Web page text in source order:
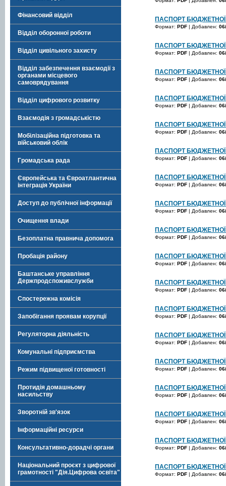
Фінансовий відділ
Відділ оборонної роботи
Відділ цивільного захисту
Відділ забезпечення взаємодії з
органами місцевого
самоврядування
Відділ цифрового розвитку
Взаємодія з громадськістю
Мобілізаційна підготовка та
військовий облік
Громадська рада
Європейська та Євроатлантична
інтеграція України
Доступ до публічної інформації
Очищення влади
Безоплатна правнича допомога
Пробація району
Баштанське управління
Держпродспоживслужби
Спостережна комісія
Запобігання проявам корупції
Регуляторна діяльність
Комунальні підприємства
Режим підвищеної готовності
Протидія домашньому
насильству
Зворотній зв'язок
Інформаційні ресурси
Консультативно-дорадчі органи
Національний проєкт з цифрової
грамотності "Дія.Цифрова освіта"
ПАСПОРТ БЮДЖЕТНОЇ
Формат: PDF | Добавлен:
ПАСПОРТ БЮДЖЕТНОЇ
Формат: PDF | Добавлен:
ПАСПОРТ БЮДЖЕТНОЇ
Формат: PDF | Добавлен:
ПАСПОРТ БЮДЖЕТНОЇ
Формат: PDF | Добавлен:
ПАСПОРТ БЮДЖЕТНОЇ
Формат: PDF | Добавлен:
ПАСПОРТ БЮДЖЕТНОЇ
Формат: PDF | Добавлен:
ПАСПОРТ БЮДЖЕТНОЇ
Формат: PDF | Добавлен:
ПАСПОРТ БЮДЖЕТНОЇ
Формат: PDF | Добавлен:
ПАСПОРТ БЮДЖЕТНОЇ
Формат: PDF | Добавлен:
ПАСПОРТ БЮДЖЕТНОЇ
Формат: PDF | Добавлен:
ПАСПОРТ БЮДЖЕТНОЇ
Формат: PDF | Добавлен:
ПАСПОРТ БЮДЖЕТНОЇ
Формат: PDF | Добавлен:
ПАСПОРТ БЮДЖЕТНОЇ
Формат: PDF | Добавлен:
ПАСПОРТ БЮДЖЕТНОЇ
Формат: PDF | Добавлен:
ПАСПОРТ БЮДЖЕТНОЇ
Формат: PDF | Добавлен:
ПАСПОРТ БЮДЖЕТНОЇ
Формат: PDF | Добавлен:
ПАСПОРТ БЮДЖЕТНОЇ
Формат: PDF | Добавлен:
ПАСПОРТ БЮДЖЕТНОЇ
Формат: PDF | Добавлен: